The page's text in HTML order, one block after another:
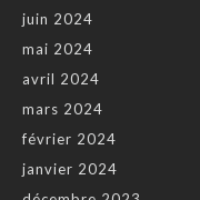
juin 2024
mai 2024
avril 2024
mars 2024
février 2024
janvier 2024